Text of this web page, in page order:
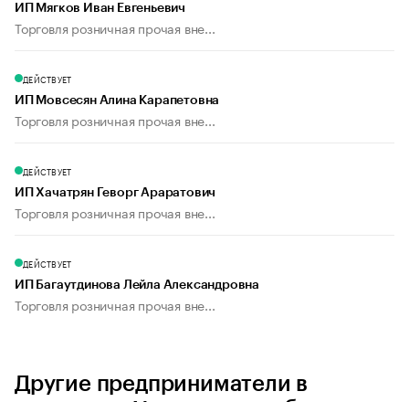
ИП Мягков Иван Евгеньевич
Торговля розничная прочая вне...
ДЕЙСТВУЕТ
ИП Мовсесян Алина Карапетовна
Торговля розничная прочая вне...
ДЕЙСТВУЕТ
ИП Хачатрян Геворг Араратович
Торговля розничная прочая вне...
ДЕЙСТВУЕТ
ИП Багаутдинова Лейла Александровна
Торговля розничная прочая вне...
Другие предприниматели в